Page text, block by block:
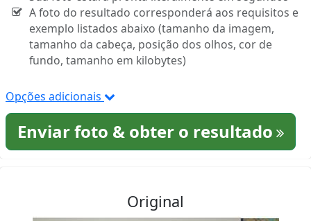
A foto do resultado corresponderá aos requisitos e
exemplo listados abaixo (tamanho da imagem,
tamanho da cabeça, posição dos olhos, cor de
fundo, tamanho em kilobytes)
Opções adicionais
Enviar foto & obter o resultado
Original